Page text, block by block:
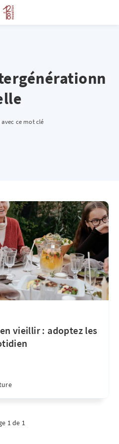
ce mot clé
vieillir : adoptez les
1 de 1